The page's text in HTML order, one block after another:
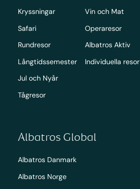
Kryssningar
Safari
Rundresor
Långtidssemester
Jul och Nyår
Tågresor
Vin och Mat
Operaresor
Albatros Aktiv
Individuella resor
Albatros Global
Albatros Danmark
Albatros Norge